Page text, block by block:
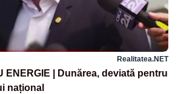
Realitatea.NET
ENERGIE | Dunărea, deviată pentru
național